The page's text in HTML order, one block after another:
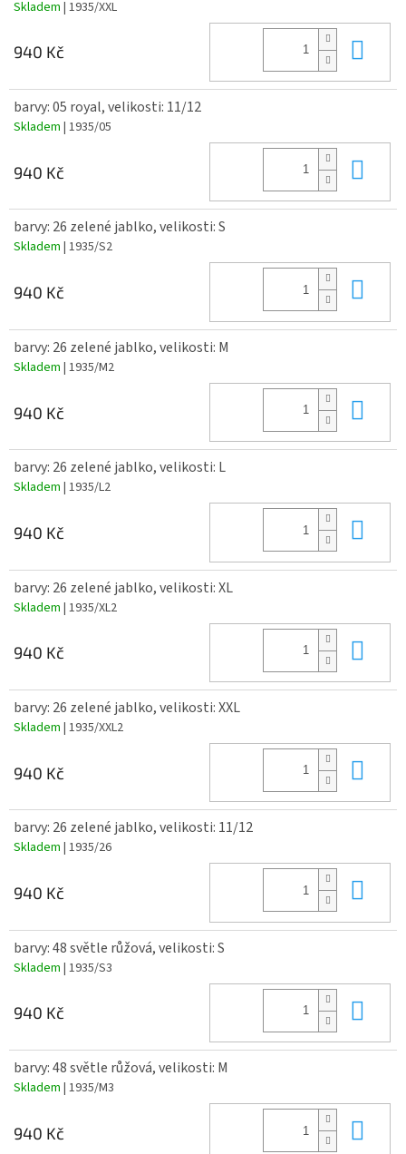
Skladem | 1935/XXL
940 Kč
barvy: 05 royal, velikosti: 11/12
Skladem | 1935/05
940 Kč
barvy: 26 zelené jablko, velikosti: S
Skladem | 1935/S2
940 Kč
barvy: 26 zelené jablko, velikosti: M
Skladem | 1935/M2
940 Kč
barvy: 26 zelené jablko, velikosti: L
Skladem | 1935/L2
940 Kč
barvy: 26 zelené jablko, velikosti: XL
Skladem | 1935/XL2
940 Kč
barvy: 26 zelené jablko, velikosti: XXL
Skladem | 1935/XXL2
940 Kč
barvy: 26 zelené jablko, velikosti: 11/12
Skladem | 1935/26
940 Kč
barvy: 48 světle růžová, velikosti: S
Skladem | 1935/S3
940 Kč
barvy: 48 světle růžová, velikosti: M
Skladem | 1935/M3
940 Kč